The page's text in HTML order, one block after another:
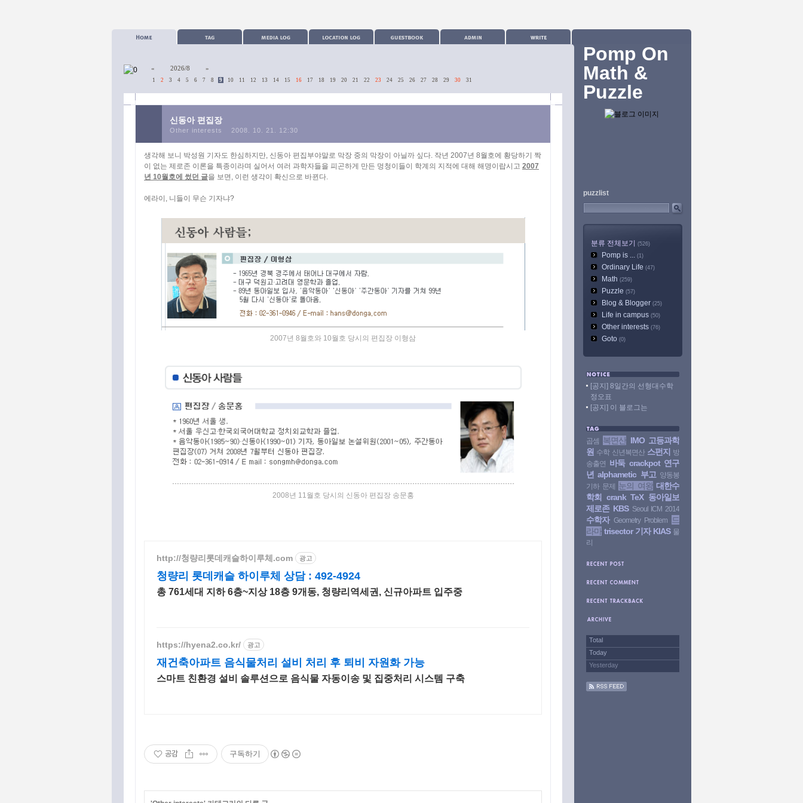
« 2026/8 »
1 2 3 4 5 6 7 8 9 10 11 12 13 14 15 16 17 18 19 20 21 22 23 24 25 26 27 28 29 30 31
신동아 편집장
Other interests 2008. 10. 21. 12:30
생각해 보니 박성원 기자도 한심하지만, 신동아 편집부야말로 막장 중의 막장이 아닐까 싶다. 작년 2007년 8월호에 황당하기 짝
이 없는 제로존 이론을 특종이라며 실어서 여러 과학자들을 피곤하게 만든 멍청이들이 학계의 지적에 대해 해명이랍시고 2007
년 10월호에 썼던 글을 보면, 이런 생각이 확신으로 바뀐다.
에라이, 니들이 무슨 기자냐?
2007년 8월호와 10월호 당시의 편집장 이형삼
2008년 11월호 당시의 신동아 편집장 송문홍
http://청량리롯데캐슬하이루체.com 광고
청량리 롯데캐슬 하이루체 상담 : 492-4924
총 761세대 지하 6층~지상 18층 9개동, 청량리역세권, 신규아파트 입주중
https://hyena2.co.kr/ 광고
재건축아파트 음식물처리 설비 처리 후 퇴비 자원화 가능
스마트 친환경 설비 솔루션으로 음식물 자동이송 및 집중처리 시스템 구축
공감 구독하기
Pomp On
Math &
Puzzle
puzzlist
분류 전체보기 (526)
Pomp is ... (1)
Ordinary Life (47)
Math (259)
Puzzle (57)
Blog & Blogger (25)
Life in campus (50)
Other interests (76)
Goto (0)
[공지] 8일간의 선형대수학
정오표
[공지] 이 블로그는
태그목록
곱셈 복면산 IMO 고등과학
원 수학 신년복면산 스펀지 방
송출연 바둑 crackpot 연구
년 alphametic 부고 양동봉
기하 문제
눈의 여왕 대한수
학회
crank TeX 동아일보
제로존 KBS Seoul ICM 2014
수학자 Geometry Problem
드
라마 trisector 기자 KIAS 물
리
최근에 올라온 글
최근에 달린 댓글
Total
Today
Yesterday